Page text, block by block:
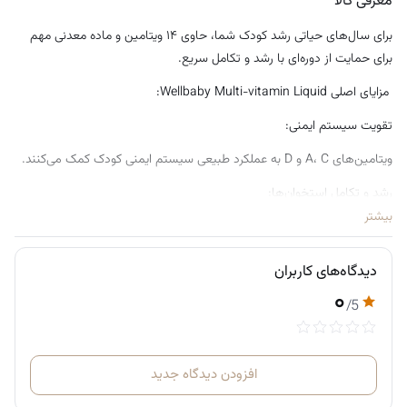
برای سال‌های حیاتی رشد کودک شما، حاوی ۱۴ ویتامین و ماده معدنی مهم
برای حمایت از دوره‌ای با رشد و تکامل سریع.
مزایای اصلی Wellbaby Multi-vitamin Liquid:
تقویت سیستم ایمنی:
ویتامین‌های A، C و D به عملکرد طبیعی سیستم ایمنی کودک کمک می‌کنند.
رشد و تکامل استخوان‌ها:
می‌کند.
رشد شناختی و مغزی:
آهن موجود در فرمولاسیون به رشد طبیعی عملکرد مغز و شناخت کودک کمک
بیشتر
دیدگاه‌های کاربران
۰/5
افزودن دیدگاه جدید